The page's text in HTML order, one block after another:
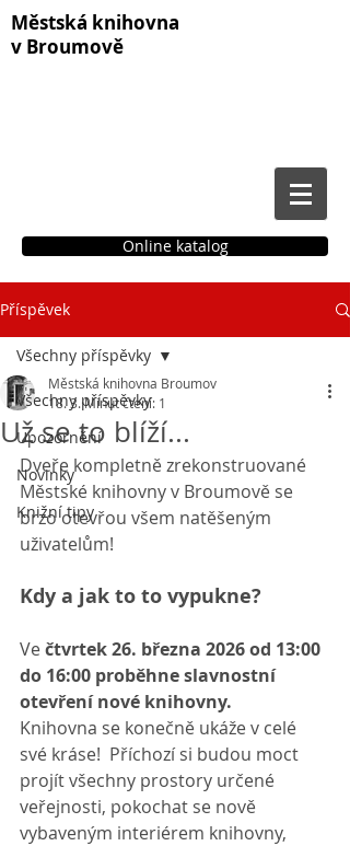
Městská knihovna
v Broumově
Online katalog
Příspěvek
Všechny příspěvky
Upozornění
Novinky
Knižní tipy
Všechny příspěvky
Už se to blíží...
Městská knihovna Broumov
18. 3. Minut čtení: 1
Dveře kompletně zrekonstruované
Městské knihovny v Broumově se
brzo otevřou všem natěšeným
uživatelům!
Kdy a jak to to vypukne?
Ve čtvrtek 26. března 2026 od 13:00
do 16:00 proběhne slavnostní
otevření nové knihovny.
Knihovna se konečně ukáže v celé
své kráse!  Příchozí si budou moct
projít všechny prostory určené
veřejnosti, pokochat se nově
vybaveným interiérem knihovny,